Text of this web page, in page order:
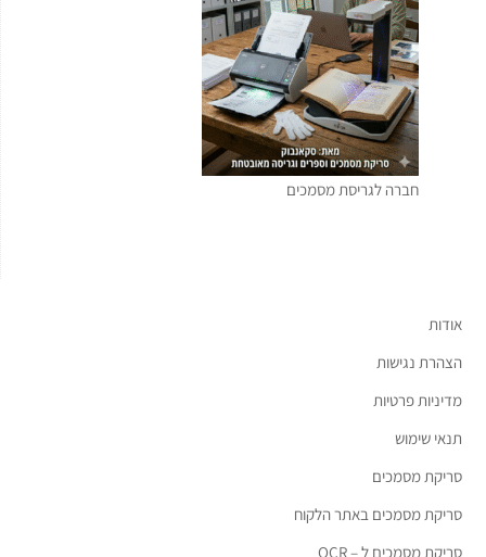
חברה לגריסת מסמכים
אודות
הצהרת נגישות
מדיניות פרטיות
תנאי שימוש
סריקת מסמכים
סריקת מסמכים באתר הלקוח
סריקת מסמכים ל – OCR